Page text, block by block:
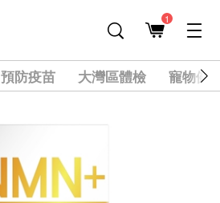
1
預防疫苗 大灣區體檢 寵物健